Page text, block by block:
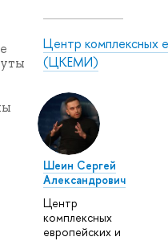
Центр комплексных
(ЦКЕМИ)
Шеин Сергей
Александрович
Центр
комплексных
европейских и